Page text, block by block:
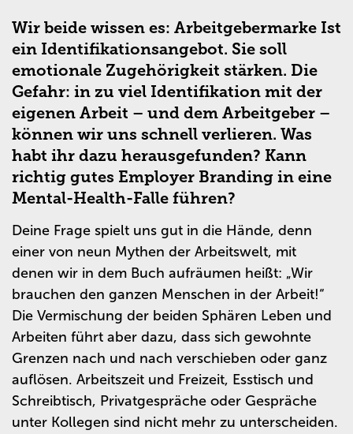
Wir beide wissen es: Arbeitgebermarke Ist
ein Identifikationsangebot. Sie soll
emotionale Zugehörigkeit stärken. Die
Gefahr: in zu viel Identifikation mit der
eigenen Arbeit – und dem Arbeitgeber –
können wir uns schnell verlieren. Was
habt ihr dazu herausgefunden? Kann
richtig gutes Employer Branding in eine
Mental-Health-Falle führen?
Deine Frage spielt uns gut in die Hände, denn
einer von neun Mythen der Arbeitswelt, mit
denen wir in dem Buch aufräumen heißt: „Wir
brauchen den ganzen Menschen in der Arbeit!“
Die Vermischung der beiden Sphären Leben und
Arbeiten führt aber dazu, dass sich gewohnte
Grenzen nach und nach verschieben oder ganz
auflösen. Arbeitszeit und Freizeit, Esstisch und
Schreibtisch, Privatgespräche oder Gespräche
unter Kollegen sind nicht mehr zu unterscheiden.